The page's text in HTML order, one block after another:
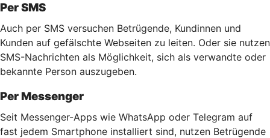
Per SMS
Auch per SMS versuchen Betrügende, Kundinnen und
Kunden auf gefälschte Webseiten zu leiten. Oder sie nutzen
SMS-Nachrichten als Möglichkeit, sich als verwandte oder
bekannte Person auszugeben.
Per Messenger
Seit Messenger-Apps wie WhatsApp oder Telegram auf
fast jedem Smartphone installiert sind, nutzen Betrügende